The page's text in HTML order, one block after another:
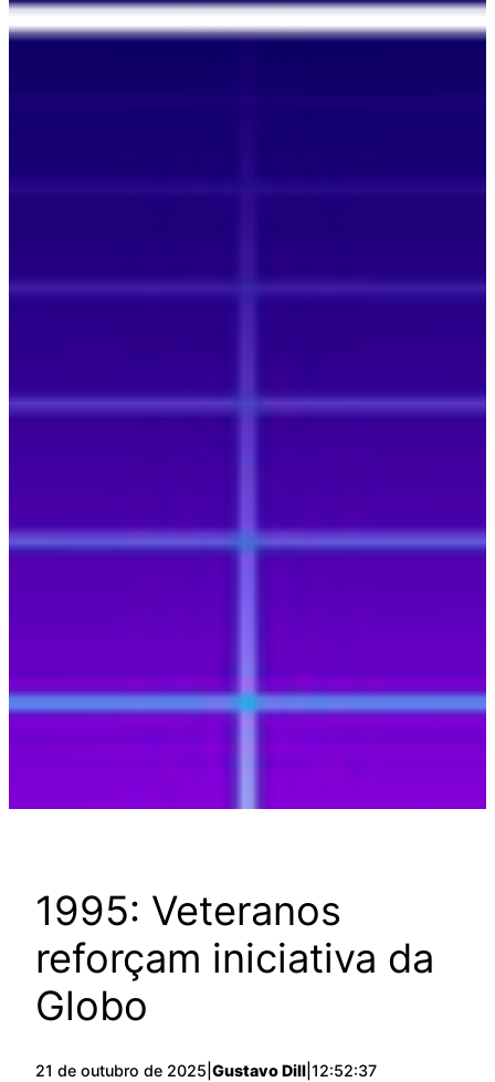
1995: Veteranos
reforçam iniciativa da
Globo
21 de outubro de 2025 Gustavo Dill 12:52:37